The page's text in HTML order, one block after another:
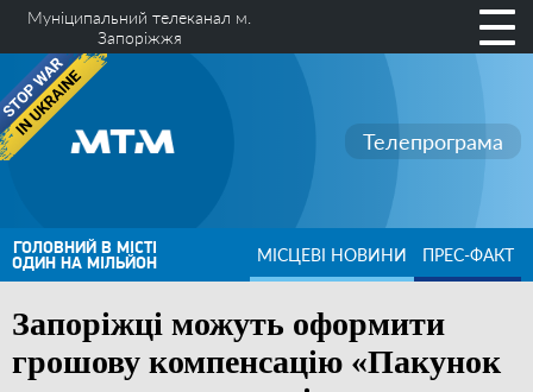
Муніципальний телеканал м.
Запоріжжя
Телепрограма
ГОЛОВНИЙ В МІСТІ
ОДИН НА МІЛЬЙОН МІСЦЕВІ НОВИНИ ПРЕС-ФАКТ
Запоріжці можуть оформити
грошову компенсацію «Пакунок